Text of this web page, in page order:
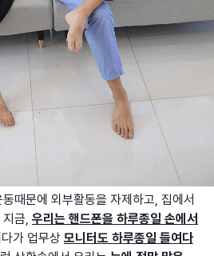
때문에 외부활동을 자제하고, 집에서
금, 우리는 핸드폰을 하루종일 손에서
가 업무상 모니터도 하루종일 들여다